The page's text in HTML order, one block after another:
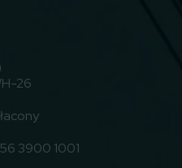
26
3900 1001